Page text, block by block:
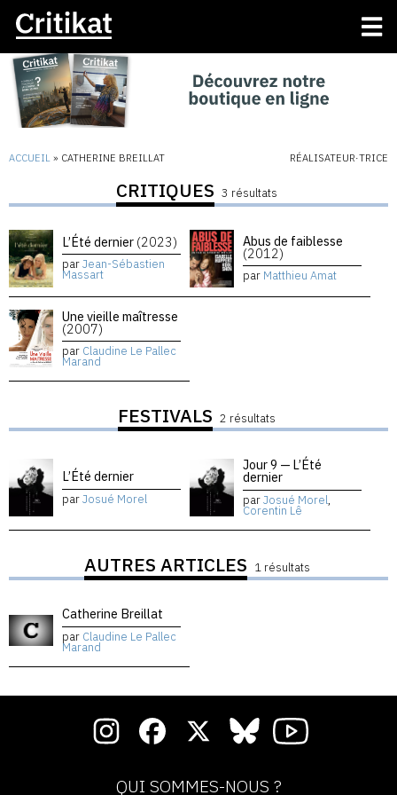
ACCUEIL » CATHERINE BREILLAT RÉALISATEUR·TRICE
CRITIQUES 3 résultats
L’Été dernier (2023)
parJean-Sébastien
Massart
Abus de faiblesse
(2012)
par Matthieu Amat
Une vieille maîtresse
(2007)
par Claudine Le Pallec
Marand
FESTIVALS 2 résultats
L’Été dernier
parJosué Morel
Jour 9 — L’Été
dernier
parJosué Morel,
Corentin Lê
AUTRES ARTICLES 1 résultats
Catherine Breillat
par Claudine Le Pallec
Marand
QUI SOMMES-NOUS ?